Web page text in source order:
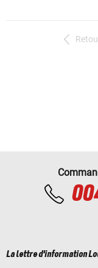
La lettre d'information